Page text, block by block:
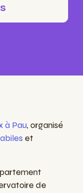
à Pau, organisé
et
de